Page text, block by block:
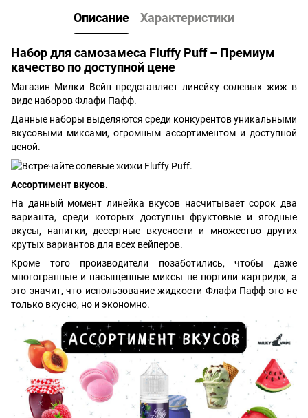
Описание Характеристики
Набор для самозамеса Fluffy Puff – Премиум
качество по доступной цене
Магазин Милки Вейп представляет линейку солевых жиж в
виде наборов Флафи Пафф.
Данные наборы выделяются среди конкурентов уникальными
вкусовыми миксами, огромным ассортиментом и доступной
ценой.
Ассортимент вкусов.
На данный момент линейка вкусов насчитывает сорок два
варианта, среди которых доступны фруктовые и ягодные
вкусы, напитки, десертные вкусности и множество других
крутых вариантов для всех вейперов.
Кроме того производители позаботились, чтобы даже
многогранные и насыщенные миксы не портили картридж, а
это значит, что использование жидкости Флафи Пафф это не
только вкусно, но и экономно.